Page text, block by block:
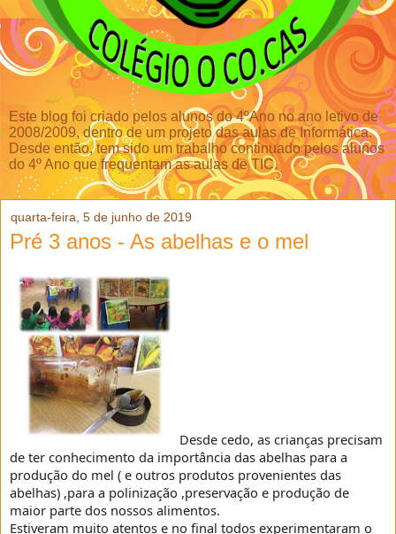
Este blog foi criado pelos alunos do 4ºAno no ano letivo de
2008/2009, dentro de um projeto das aulas de Informática.
Desde então, tem sido um trabalho continuado pelos alunos
do 4º Ano que frequentam as aulas de TIC.
quarta-feira, 5 de junho de 2019
Pré 3 anos - As abelhas e o mel
Desde cedo, as crianças precisam
de ter conhecimento da importância das abelhas para a
produção do mel ( e outros produtos provenientes das
abelhas) ,para a polinização ,preservação e produção de
maior parte dos nossos alimentos.
Estiveram muito atentos e no final todos experimentaram o